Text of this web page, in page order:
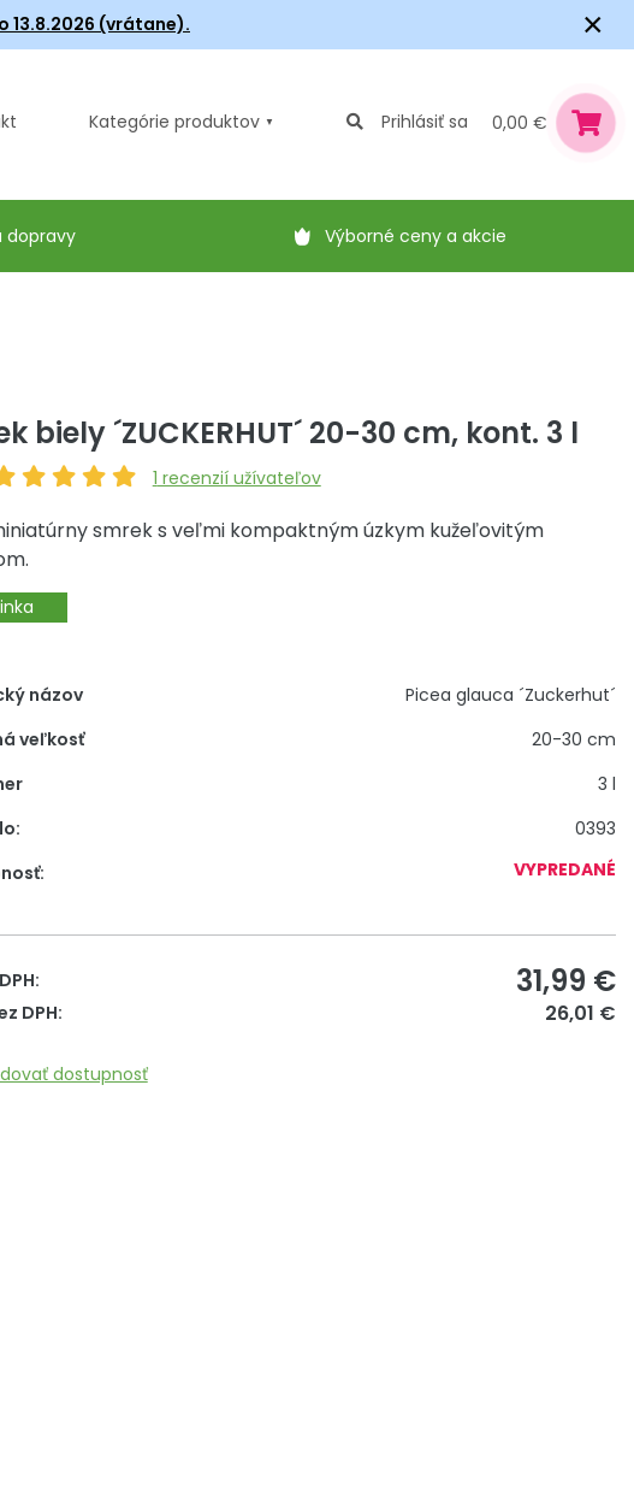
13.8.2026 (vrátane). ×
Kategórie produktov Prihlásiť sa 0,00 €
dopravy Výborné ceny a akcie
biely ´ZUCKERHUT´ 20-30 cm, kont. 3 l
1 recenzií užívateľov
smrek s veľmi kompaktným úzkym kužeľovitým
názov
Picea glauca ´Zuckerhut´
veľkosť
20-30 cm
3 l
0393
VYPREDANÉ
31,99 €
DPH: 26,01 €
dostupnosť